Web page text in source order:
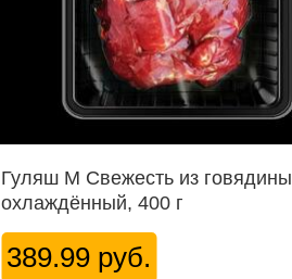
Гуляш М Свежесть из говядины
охлаждённый, 400 г
389.99 руб.